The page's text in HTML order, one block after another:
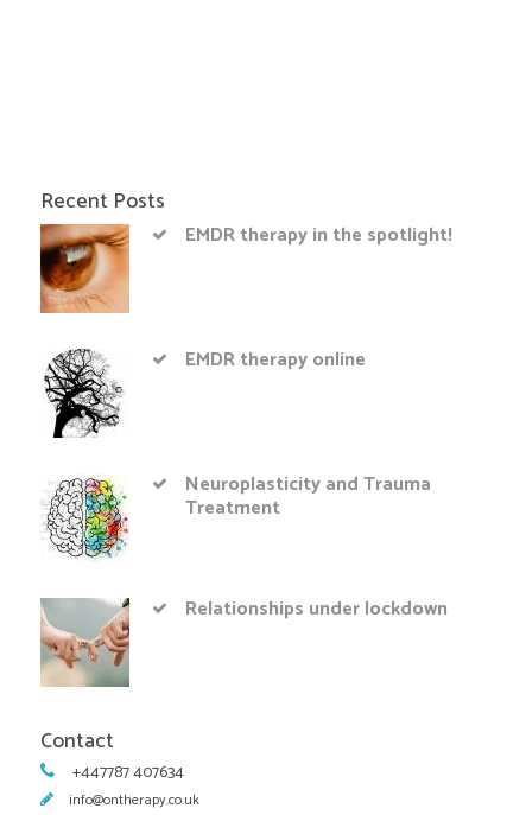
Recent Posts
EMDR therapy in the spotlight!
EMDR therapy online
Neuroplasticity and Trauma
Treatment
Relationships under lockdown
Contact
+447787 407634
info@ontherapy.co.uk